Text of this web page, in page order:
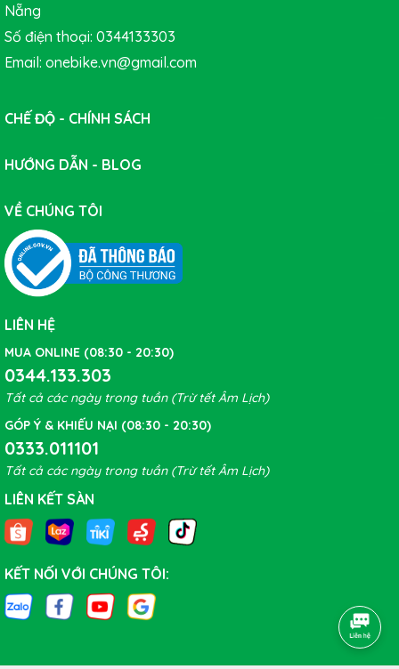
Nẵng
Số điện thoại: 0344133303
Email: onebike.vn@gmail.com
CHẾ ĐỘ - CHÍNH SÁCH
HƯỚNG DẪN - BLOG
VỀ CHÚNG TÔI
LIÊN HỆ
MUA ONLINE (08:30 - 20:30)
0344.133.303
Tất cả các ngày trong tuần (Trừ tết Âm Lịch)
GÓP Ý & KHIẾU NẠI (08:30 - 20:30)
0333.011101
Tất cả các ngày trong tuần (Trừ tết Âm Lịch)
LIÊN KẾT SÀN
KẾT NỐI VỚI CHÚNG TÔI: